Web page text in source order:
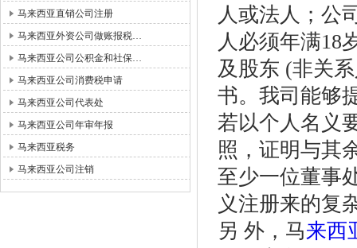
马来西亚直销公司注册
马来西亚外资公司做账报税…
马来西亚公司公积金和社保…
马来西亚公司消费税申请
马来西亚公司代表处
马来西亚公司年审年报
马来西亚税务
马来西亚公司注销
人或法人；公
人必须年满18
及股东 (非关
书。我司能够
若以个人名义
照，证明与其
至少一位董事
义注册来的复
另 外，马来西